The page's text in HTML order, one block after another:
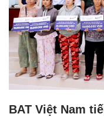
BAT Việt Nam